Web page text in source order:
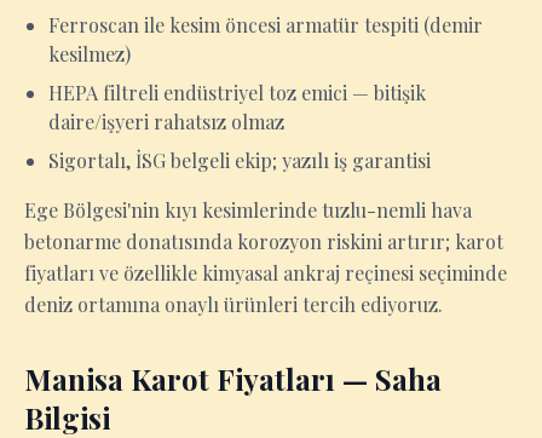
Ferroscan ile kesim öncesi armatür tespiti (demir
kesilmez)
HEPA filtreli endüstriyel toz emici — bitişik
daire/işyeri rahatsız olmaz
Sigortalı, İSG belgeli ekip; yazılı iş garantisi
Ege Bölgesi'nin kıyı kesimlerinde tuzlu-nemli hava
betonarme donatısında korozyon riskini artırır; karot
fiyatları ve özellikle kimyasal ankraj reçinesi seçiminde
deniz ortamına onaylı ürünleri tercih ediyoruz.
Manisa Karot Fiyatları — Saha
Bilgisi